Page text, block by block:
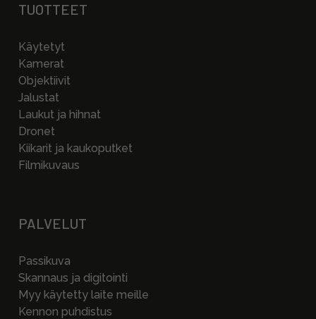
TUOTTEET
Käytetyt
Kamerat
Objektiivit
Jalustat
Laukut ja hihnat
Dronet
Kiikarit ja kaukoputket
Filmikuvaus
PALVELUT
Passikuva
Skannaus ja digitointi
Myy käytetty laite meille
Kennon puhdistus